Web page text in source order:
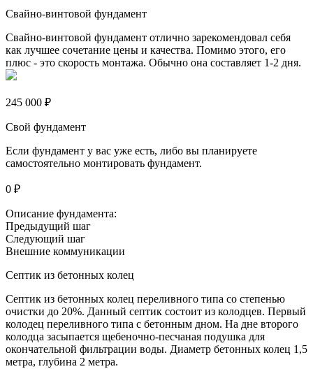
Свайно-винтовой фундамент
Свайно-винтовой фундамент отлично зарекомендовал себя
как лучшее сочетание цены и качества. Помимо этого, его
плюс - это скорость монтажа. Обычно она составляет 1-2 дня.
245 000 ₽
Свой фундамент
Если фундамент у вас уже есть, либо вы планируете
самостоятельно монтировать фундамент.
0 ₽
Описание фундамента:
Предыдущий шаг
Следующий шаг
Внешние коммуникации
Септик из бетонных колец
Септик из бетонных колец переливного типа со степенью
очистки до 20%. Данный септик состоит из колодцев. Первый
колодец переливного типа с бетонным дном. На дне второго
колодца засыпается щебеночно-песчаная подушка для
окончательной фильтрации воды. Диаметр бетонных колец 1,5
метра, глубина 2 метра.